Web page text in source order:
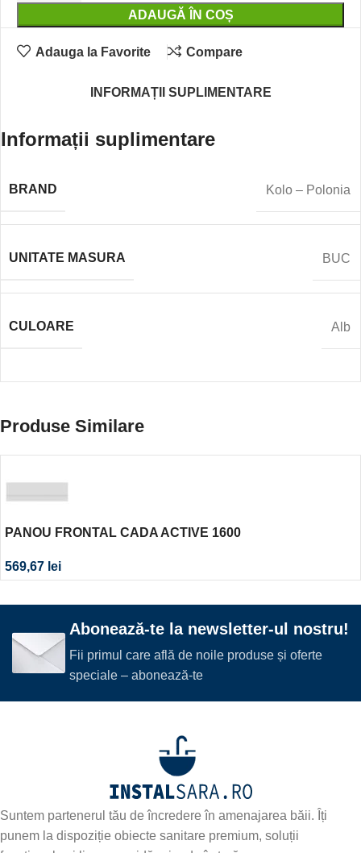
ADAUGĂ ÎN COȘ
Adauga la Favorite Compare
INFORMAȚII SUPLIMENTARE
Informații suplimentare
BRAND Kolo – Polonia
UNITATE MASURA BUC
CULOARE Alb
Produse Similare
PANOU FRONTAL CADA ACTIVE 1600
569,67 lei
Abonează-te la newsletter-ul nostru!
Fii primul care află de noile produse și oferte
speciale – abonează-te
Suntem partenerul tău de încredere în amenajarea băii. Îți
punem la dispoziție obiecte sanitare premium, soluții